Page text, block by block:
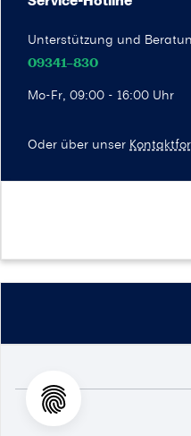
Unterstützung und
09341–830
Mo-Fr, 09:00 - 16:00 Uhr
Oder über unser